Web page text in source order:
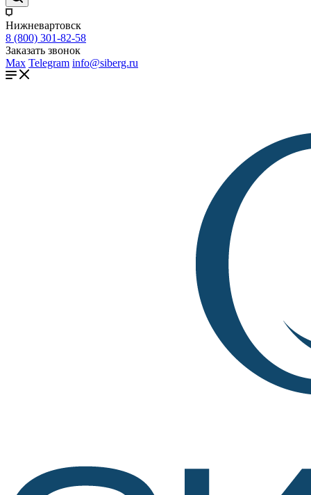
Нижневартовск
8 (800) 301-82-58
Заказать звонок
Max Telegram info@siberg.ru